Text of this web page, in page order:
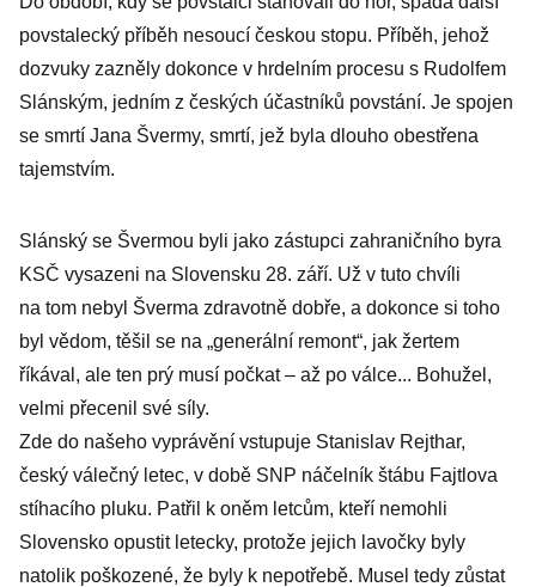
povstalecký příběh nesoucí českou stopu. Příběh, jehož
dozvuky zazněly dokonce v hrdelním procesu s Rudolfem
Slánským, jedním z českých účastníků povstání. Je spojen
se smrtí Jana Švermy, smrtí, jež byla dlouho obestřena
tajemstvím.
Slánský se Švermou byli jako zástupci zahraničního byra
KSČ vysazeni na Slovensku 28. září. Už v tuto chvíli
na tom nebyl Šverma zdravotně dobře, a dokonce si toho
byl vědom, těšil se na „generální remont“, jak žertem
říkával, ale ten prý musí počkat – až po válce... Bohužel,
velmi přecenil své síly.
Zde do našeho vyprávění vstupuje Stanislav Rejthar,
český válečný letec, v době SNP náčelník štábu Fajtlova
stíhacího pluku. Patřil k oněm letcům, kteří nemohli
Slovensko opustit letecky, protože jejich lavočky byly
natolik poškozené, že byly k nepotřebě. Musel tedy zůstat